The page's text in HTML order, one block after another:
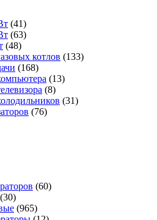
(41)
(63)
(48)
котлов (133)
(168)
(13)
(8)
(31)
(76)
(60)
(30)
(965)